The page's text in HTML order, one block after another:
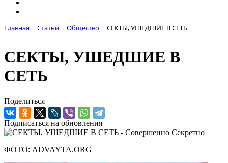
Главная Статьи Общество СЕКТЫ, УШЕДШИЕ В СЕТЬ
СЕКТЫ, УШЕДШИЕ В
СЕТЬ
Поделиться
Подписаться на обновления
ФОТО: ADVAYTA.ORG